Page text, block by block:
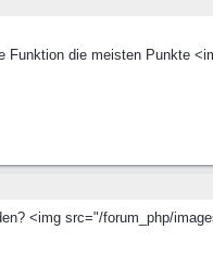
Funktion die meisten Punkte
<img src="/forum_php/